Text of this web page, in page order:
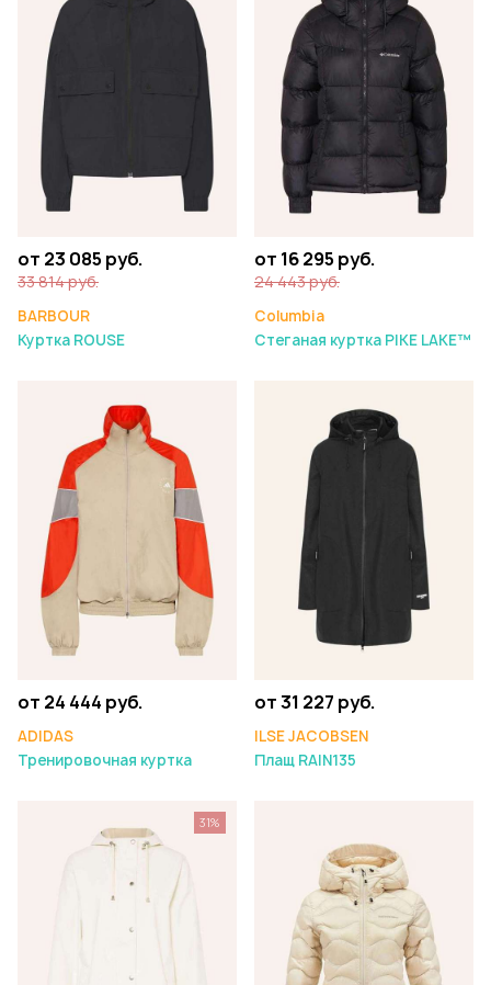
от 23 085 руб.
33 814 руб.
BARBOUR
Куртка ROUSE
от 16 295 руб.
24 443 руб.
Columbia
Стеганая куртка PIKE LAKE™
от 24 444 руб.
ADIDAS
Тренировочная куртка
от 31 227 руб.
ILSE JACOBSEN
Плащ RAIN135
31%